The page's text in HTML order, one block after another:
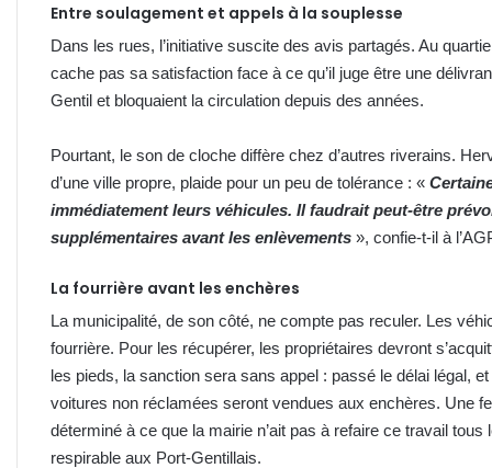
Entre soulagement et appels à la souplesse
Dans les rues, l’initiative suscite des avis partagés. Au
cache pas sa satisfaction face à ce qu’il juge être une
Gentil et bloquaient la circulation depuis des années.
Pourtant, le son de cloche diffère chez d’autres riverains.
d’une ville propre, plaide pour un peu de tolérance : «
immédiatement leurs véhicules. Il faudrait peut-être
supplémentaires avant les enlèvements », confie-t-il à
La fourrière avant les enchères
La municipalité, de son côté, ne compte pas reculer. Les
fourrière. Pour les récupérer, les propriétaires devront
les pieds, la sanction sera sans appel : passé le délai légal,
voitures non réclamées seront vendues aux enchères. Une
déterminé à ce que la mairie n’ait pas à refaire ce travail
respirable aux Port-Gentillais.